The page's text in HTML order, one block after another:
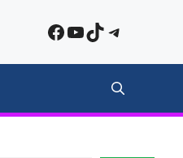
Facebook
YouTube
TikTok